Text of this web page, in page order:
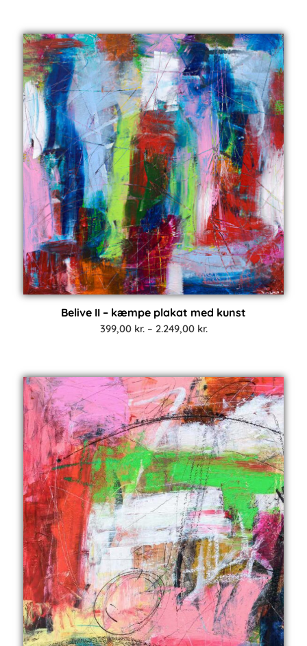
Belive II – kæmpe plakat med kunst
399,00 kr. – 2.249,00 kr.Prisinterval: